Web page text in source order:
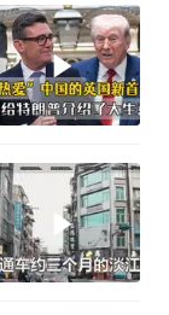
未知
间座椅”字样
上海一酒店房间爬满床虱 住客反被怼
韧性和活力